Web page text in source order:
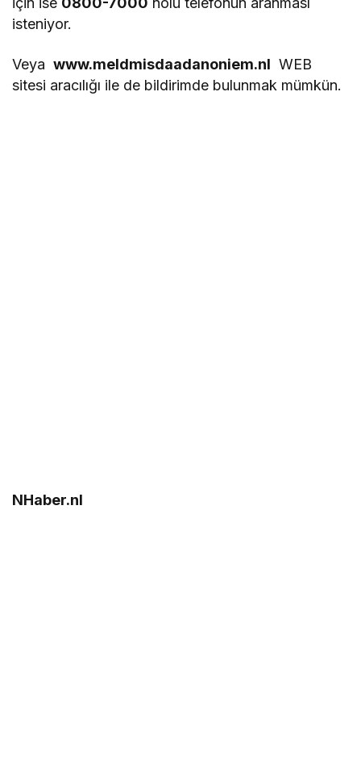
isteniyor.
Veyawww.meldmisdaadanoniem.nl WEB
sitesi aracılığı ile de bildirimde bulunmak mümkün.
NHaber.nl